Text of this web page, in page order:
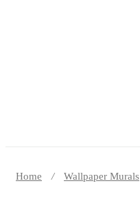
Home Wallpaper Murals